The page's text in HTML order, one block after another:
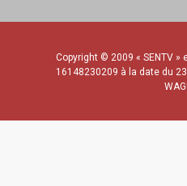
Copyright © 2009 « SENTV
16148230209 à la date du